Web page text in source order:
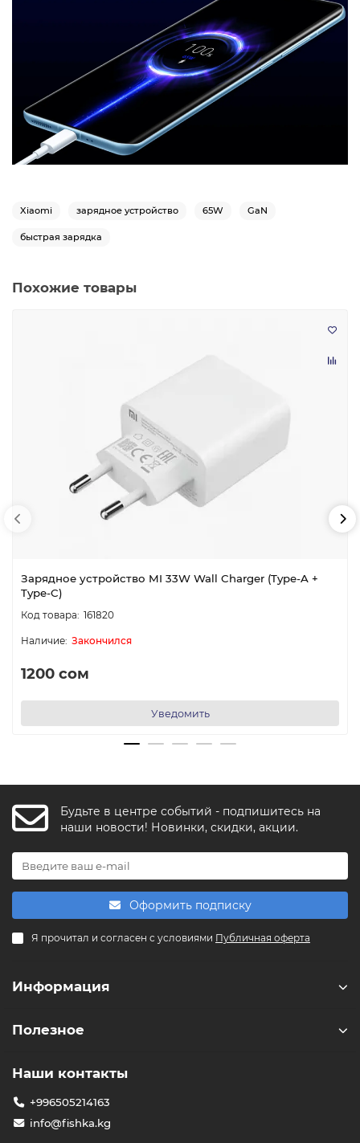
Xiaomi зарядное устройство 65W GaN
быстрая зарядка
Похожие товары
Зарядное устройство MI 33W Wall Charger (Type-A +
Type-C)
161820
Закончился
1200 сом
Уведомить
Будьте в центре событий - подпишитесь на
наши новости! Новинки, скидки, акции.
Оформить подписку
Я прочитал и согласен с условиями Публичная оферта
Информация
Полезное
Наши контакты
+996505214163
info@fishka.kg
F FishkaAI
Обычно отвечаем за минуту
Чем можем помочь?